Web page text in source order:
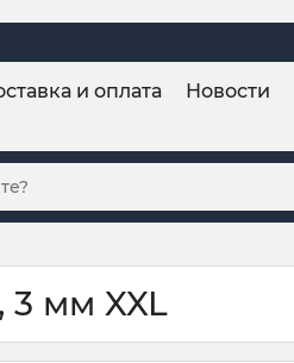
и оплата Новости
3 мм XXL